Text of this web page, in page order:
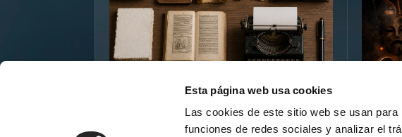
Esta página web usa cookies
Las cookies de este sitio web se usan
funciones de redes sociales y analizar el